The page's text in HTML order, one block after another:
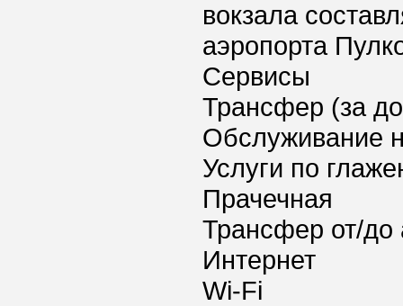
вокзала
аэропорта
Сервисы
Трансфер (за
Обслуживание
Услуги по
Прачечная
Трансфер от/до
Интернет
Wi-Fi